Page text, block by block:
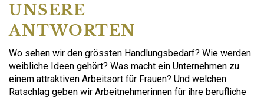
UNSERE
ANTWORTEN
Wo sehen wir den grössten Handlungsbedarf? Wie werden
weibliche Ideen gehört? Was macht ein Unternehmen zu
einem attraktiven Arbeitsort für Frauen? Und welchen
Ratschlag geben wir Arbeitnehmerinnen für ihre berufliche